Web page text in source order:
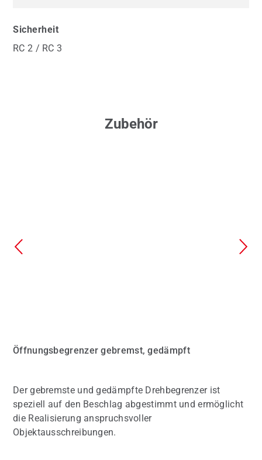
Sicherheit
RC 2 / RC 3
Zubehör
Öffnungsbegrenzer gebremst, gedämpft
Der gebremste und gedämpfte Drehbegrenzer ist
speziell auf den Beschlag abgestimmt und ermöglicht
die Realisierung anspruchsvoller
Objektausschreibungen.